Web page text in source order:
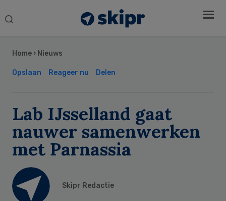
Search
Home › Nieuws
Opslaan Reageer nu Delen
Lab IJsselland gaat
nauwer samenwerken
met Parnassia
Skipr Redactie
Sidebar